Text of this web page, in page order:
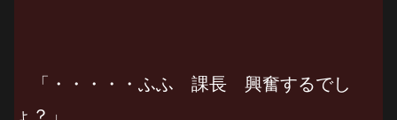
「・・・・・ふふ 課長 興奮するでし
ょ？」